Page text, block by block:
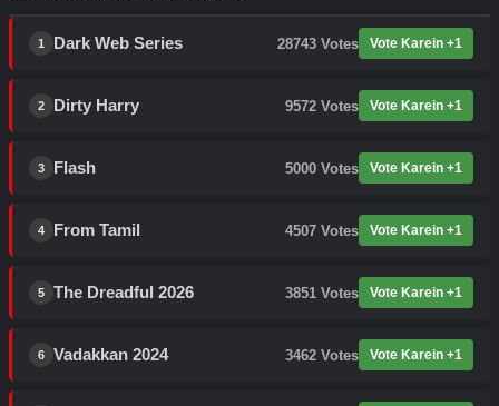
1 Dark Web Series 28743 Votes Vote Karein +1
2 Dirty Harry 9572 Votes Vote Karein +1
3 Flash 5000 Votes Vote Karein +1
4 From Tamil 4507 Votes Vote Karein +1
5 The Dreadful 2026 3851 Votes Vote Karein +1
6 Vadakkan 2024 3462 Votes Vote Karein +1